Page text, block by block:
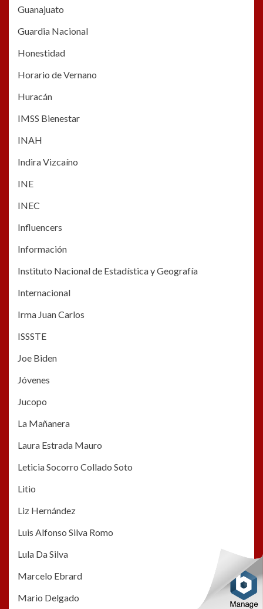
Guanajuato
Guardia Nacional
Honestidad
Horario de Vernano
Huracán
IMSS Bienestar
INAH
Indira Vizcaíno
INE
INEC
Influencers
Información
Instituto Nacional de Estadística y Geografía
Internacional
Irma Juan Carlos
ISSSTE
Joe Biden
Jóvenes
Jucopo
La Mañanera
Laura Estrada Mauro
Leticia Socorro Collado Soto
Litio
Liz Hernández
Luis Alfonso Silva Romo
Lula Da Silva
Marcelo Ebrard
Mario Delgado